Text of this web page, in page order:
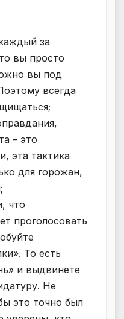
за
вы просто
вы под
всегда
– это
эта тактика
для горожан,
что
проголосовать
То есть
и выдвинете
Не
это точно был